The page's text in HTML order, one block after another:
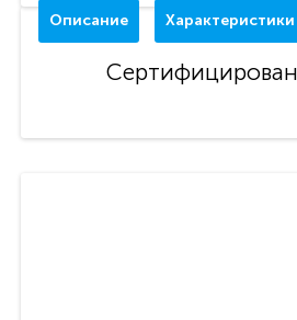
Описание Характеристики